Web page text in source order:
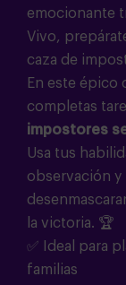
emocionante
Vivo,
caza de
En este épico
completas
impostores
Usa tus
observación y
la victoria. 🏆
✅ Ideal para
familias